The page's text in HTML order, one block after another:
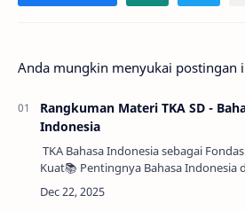
Anda mungkin menyukai postingan
Rangkuman Materi TKA SD -
Indonesia
TKA Bahasa Indonesia sebagai
Kuat📚 Pentingnya Bahasa Indonesia
PendidikanBahasa Indonesia bukan
komunikasi, melainkan juga sarana